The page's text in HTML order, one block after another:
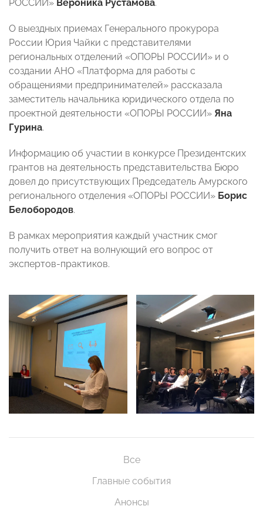
РОССИИ» Вероника Рустамова.
О выездных приемах Генерального прокурора
России Юрия Чайки с представителями
региональных отделений «ОПОРЫ РОССИИ» и о
создании АНО «Платформа для работы с
обращениями предпринимателей» рассказала
заместитель начальника юридического отдела по
проектной деятельности «ОПОРЫ РОССИИ» Яна
Гурина.
Информацию об участии в конкурсе Президентских
грантов на деятельность представительства Бюро
довел до присутствующих Председатель Амурского
регионального отделения «ОПОРЫ РОССИИ» Борис
Белобородов.
В рамках мероприятия каждый участник смог
получить ответ на волнующий его вопрос от
экспертов-практиков.
Все
Главные события
Анонсы